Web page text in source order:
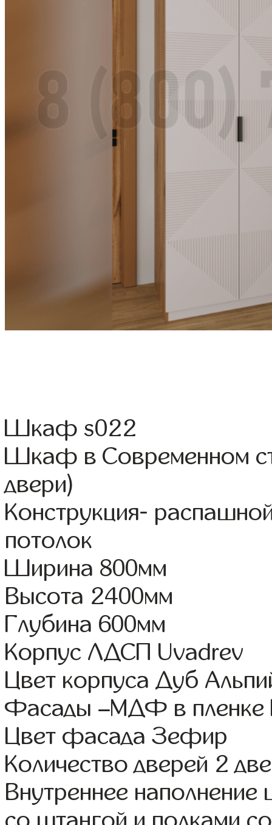
Шкаф s022
Шкаф в Современном
двери)
Конструкция-
потолок
Ширина 800мм
Высота 2400мм
Глубина 600мм
Корпус ЛДСП Uvadrev
Цвет корпуса Дуб
Фасады –МДФ в пленке
Цвет фасада Зефир
Количество дверей 2
Внутреннее